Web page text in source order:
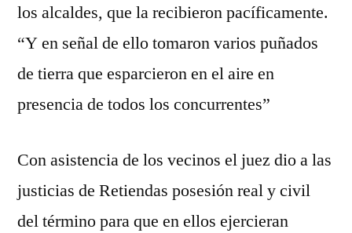
los alcaldes, que la recibieron pacíficamente.
“Y en señal de ello tomaron varios puñados
de tierra que esparcieron en el aire en
presencia de todos los concurrentes”
Con asistencia de los vecinos el juez dio a las
justicias de Retiendas posesión real y civil
del término para que en ellos ejercieran